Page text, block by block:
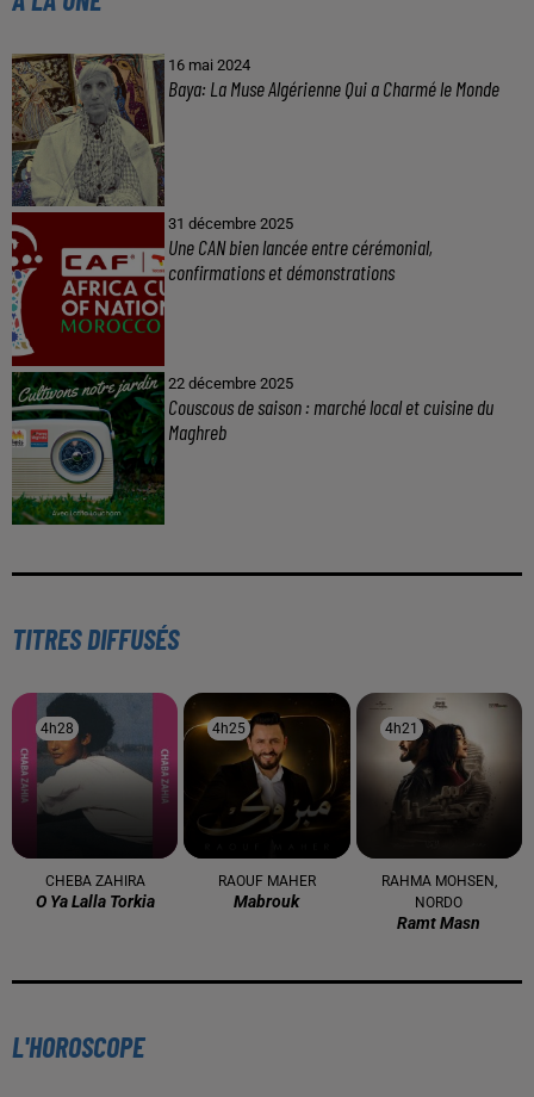
16 mai 2024
Baya: La Muse Algérienne Qui a Charmé le Monde
31 décembre 2025
Une CAN bien lancée entre cérémonial,
confirmations et démonstrations
22 décembre 2025
Couscous de saison : marché local et cuisine du
Maghreb
TITRES DIFFUSÉS
4h28
4h28
CHEBA ZAHIRA
O Ya Lalla Torkia
4h25
4h25
RAOUF MAHER
Mabrouk
4h21
4h21
RAHMA MOHSEN,
NORDO
Ramt Masn
L'HOROSCOPE